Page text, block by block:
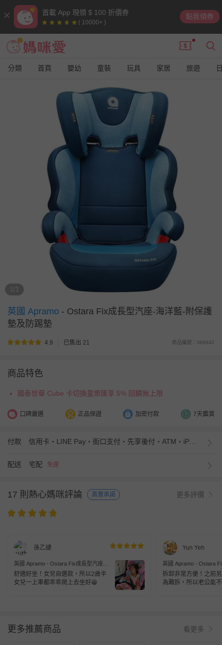
首載 App 現領 $ 100 折價券
( 10000+ )
點我領券
分類 首頁 嬰幼 童裝 玩具 家居 旅遊
1/1
英國 Apramo - Ostara Fix成長型汽座-海洋藍-附保護
墊及防踢墊
4.9 已售出 21 商品編號：388942
商品特色
國泰世華 Cube 卡切換童樂匯享 5% 回饋無上限
口碑嚴選 正品保證 加密付款 7天鑑賞
付款 信用卡・LINE Pay・街口支付・先享後付・ATM・iPASS MONEY
配送 宅配 免運
17 則熱心媽咪評論 真實承諾 更多評價
孫乙緁
英國 Apramo - Ostara Fix成長型汽座-3-
12歲-貓咪-附保護墊及防踢墊
舒適好坐！女兒自選款，所以2歲半
女兒一上車都乖乖爬上去坐好😁
Yun Yeh
英國 Apramo - Ostara
12歲-大象-附保護墊及
拆卸非常方便！之前
為難拆，所以老公能
更多推薦商品 看更多